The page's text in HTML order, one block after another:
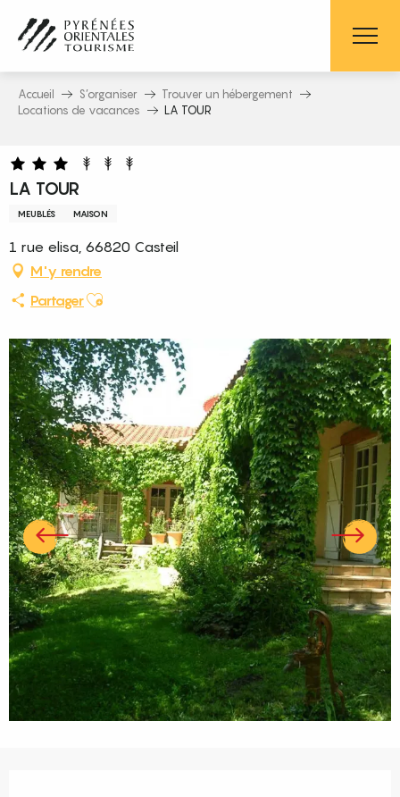
contenu
principal
Accueil S’organiser
Trouver un hébergement
Locations de vacances
LA TOUR
LA TOUR
MEUBLÉS MAISON
1 rue elisa, 66820 Casteil
M'y rendre
PartagerAjouter aux favoris